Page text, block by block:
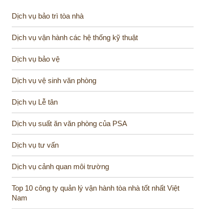
Dịch vụ bảo trì tòa nhà
Dịch vụ vận hành các hệ thống kỹ thuật
Dịch vụ bảo vệ
Dịch vụ vệ sinh văn phòng
Dịch vụ Lễ tân
Dịch vụ suất ăn văn phòng của PSA
Dịch vụ tư vấn
Dịch vụ cảnh quan môi trường
Top 10 công ty quản lý vận hành tòa nhà tốt nhất Việt
Nam